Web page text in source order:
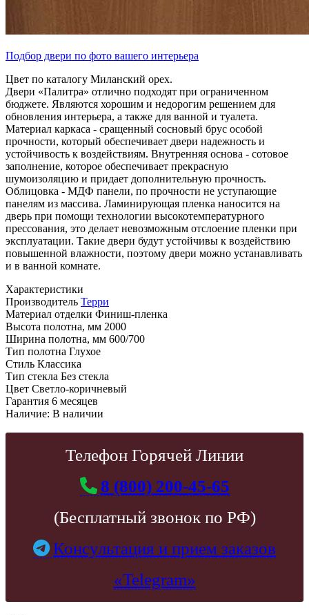
Подбор двери по фото вашего интерьера
Цвет по каталогу Миланский орех.
Двери «Палитра» отлично подходят при ограниченном
бюджете. Являются хорошим и недорогим решением для
обновления интерьера, а также для ванной и туалета.
Материал каркаса - сращенный сосновый брус особой
прочности, который обеспечивает двери надежность и
устойчивость к воздействиям. Внутренняя основа - сотовое
заполнение, которое обеспечивает прекрасную
шумоизоляцию и придает дополнительную прочность.
Облицовка - МДФ панели, по прочности не уступающие
панелям из массива. Ламинирующая пленка наносится на
дверь при помощи технологии высокотемпературного
прессования, это делает невозможным отслоение пленки при
эксплуатации. Такие двери будут устойчивы к воздействию
повышенной влажности, поэтому двери можно устанавливать
и в ванной комнате.
Характеристики
Производитель Терри
Материал отделки Финиш-пленка
Высота полотна, мм 2000
Ширина полотна, мм 600/700
Тип полотна Глухое
Стиль Классика
Тип стекла Без стекла
Цвет Светло-коричневый
Гарантия 6 месяцев
Наличие: В наличии
Телефон Горячей Линии
8 (800) 200-45-65
(Бесплатный звонок по РФ)
Консультация и прием заказов
«Telegram»